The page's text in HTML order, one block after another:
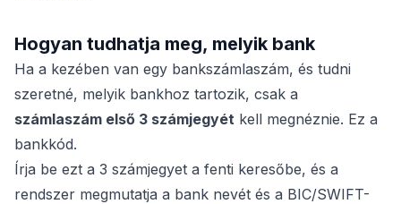
Hogyan tudhatja meg, melyik bank
Ha a kezében van egy bankszámlaszám, és tudni
szeretné, melyik bankhoz tartozik, csak a
számlaszám első 3 számjegyét kell megnéznie. Ez a
bankkód.
Írja be ezt a 3 számjegyet a fenti keresőbe, és a
rendszer megmutatja a bank nevét és a BIC/SWIFT-